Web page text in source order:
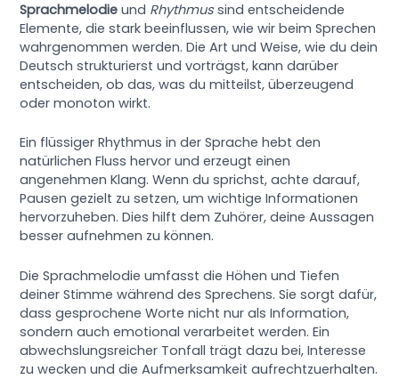
Sprachmelodie und Rhythmussind entscheidende
Elemente, die stark beeinflussen, wie wir beim Sprechen
wahrgenommen werden. Die Art und Weise, wie du dein
Deutsch strukturierst und vorträgst, kann darüber
entscheiden, ob das, was du mitteilst, überzeugend
oder monoton wirkt.
Ein flüssiger Rhythmus in der Sprache hebt den
natürlichen Fluss hervor und erzeugt einen
angenehmen Klang. Wenn du sprichst, achte darauf,
Pausen gezielt zu setzen, um wichtige Informationen
hervorzuheben. Dies hilft dem Zuhörer, deine Aussagen
besser aufnehmen zu können.
Die Sprachmelodie umfasst die Höhen und Tiefen
deiner Stimme während des Sprechens. Sie sorgt dafür,
dass gesprochene Worte nicht nur als Information,
sondern auch emotional verarbeitet werden. Ein
abwechslungsreicher Tonfall trägt dazu bei, Interesse
zu wecken und die Aufmerksamkeit aufrechtzuerhalten.